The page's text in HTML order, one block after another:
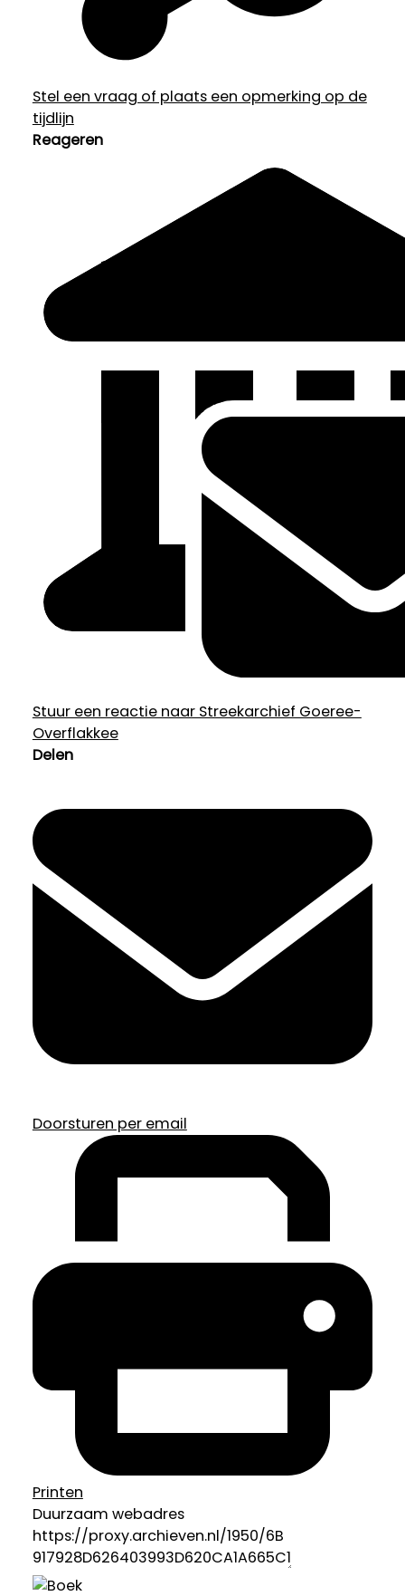
Stel een vraag of plaats een opmerking op de
tijdlijn
Reageren
Stuur een reactie naar Streekarchief Goeree-
Overflakkee
Delen
Doorsturen per email
Printen
Duurzaam webadres